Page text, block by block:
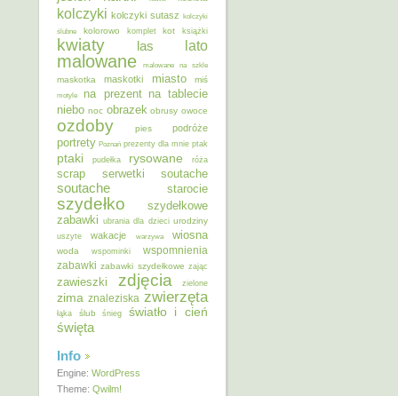
kolczyki kolczyki sutasz kolczyki
ślubne
kolorowo komplet kot książki
kwiaty las lato
malowane malowane na szkle
maskotka maskotki miasto miś
motyle na prezent na tablecie
niebo noc obrazek obrusy owoce
ozdoby pies podróże
portrety Poznań prezenty dla mnie ptak
ptaki pudełka rysowane róża
scrap serwetki soutache
soutache starocie
szydełko
szydełkowe
zabawki ubrania dla dzieci urodziny
uszyte wakacje warzywa wiosna
woda wspominki
wspomnienia
zabawki zabawki szydełkowe zając
zawieszki zdjęcia zielone
zima znaleziska zwierzęta
łąka ślub śnieg światło i cień
święta
Info
Engine: WordPress
Theme: Qwilm!